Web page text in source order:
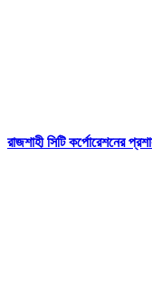
রাজশাহী সিটি কর্পোরেশনের